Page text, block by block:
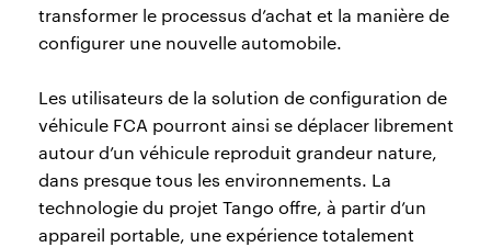
transformer le processus d’achat et la manière de
configurer une nouvelle automobile.
Les utilisateurs de la solution de configuration de
véhicule FCA pourront ainsi se déplacer librement
autour d’un véhicule reproduit grandeur nature,
dans presque tous les environnements. La
technologie du projet Tango offre, à partir d’un
appareil portable, une expérience totalement